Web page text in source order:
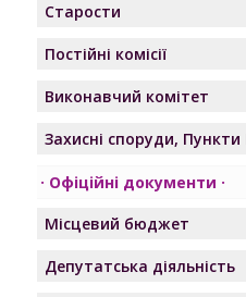
Старости
Постійні комісії
Виконавчий комітет
Захисні споруди, Пункти
Офіційні документи
Місцевий бюджет
Депутатська діяльність